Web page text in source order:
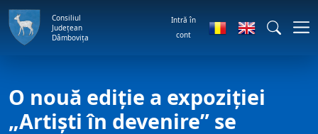
Consiliul
Județean
Dâmbovița
Intră în
cont
O nouă ediție a expoziției
„Artiști în devenire” se